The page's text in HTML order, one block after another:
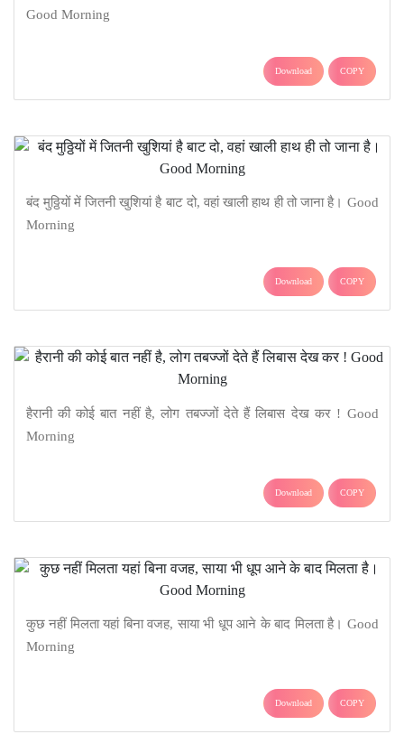
Good Morning
Download COPY
बंद मुठ्ठियों में जितनी खुशियां है बाट दो, वहां खाली हाथ ही तो जाना है। Good
Morning
Download COPY
हैरानी की कोई बात नहीं है, लोग तबज्जों देते हैं लिबास देख कर ! Good
Morning
Download COPY
कुछ नहीं मिलता यहां बिना वजह, साया भी धूप आने के बाद मिलता है। Good
Morning
Download COPY